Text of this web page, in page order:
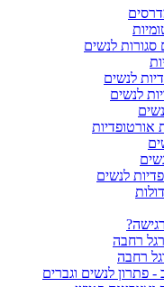
סגורות לנשים
לנשים
לנשים
אורטופדיות
לנשים
רחבה
רחבה
- פתרון לנשים וגברים